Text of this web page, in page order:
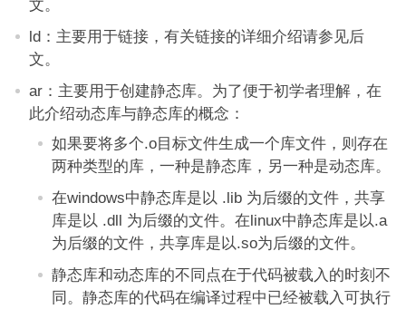
文。
ld：主要用于链接，有关链接的详细介绍请参见后
文。
ar：主要用于创建静态库。为了便于初学者理解，在
此介绍动态库与静态库的概念：
如果要将多个.o目标文件生成一个库文件，则存在
两种类型的库，一种是静态库，另一种是动态库。
在windows中静态库是以 .lib 为后缀的文件，共享
库是以 .dll 为后缀的文件。在linux中静态库是以.a
为后缀的文件，共享库是以.so为后缀的文件。
静态库和动态库的不同点在于代码被载入的时刻不
同。静态库的代码在编译过程中已经被载入可执行